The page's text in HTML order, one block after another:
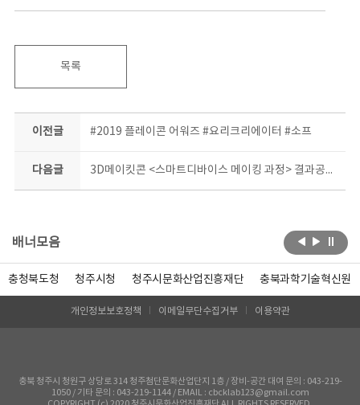
목록
이전글 #2019 플레이콘 어워즈 #요리크리에이터 #소프
다음글 3D메이킷콘 <스마트디바이스 메이킹 과정> 결과공유회
배너모음
충청북도청 청주시청 청주시문화산업진흥재단 충북과학기술혁신원
개인정보보호정책 이메일무단수집거부 이용약관
충북 청주시 청원구 상당로 314 청주첨단문화산업단지 1층 / 장비-공간 대여 문의 : 043-219-
1050 / 기타 문의 : 043-219-1144 / EMAIL : cbcklab123@gmail.com